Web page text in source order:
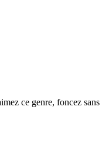
ce genre, foncez